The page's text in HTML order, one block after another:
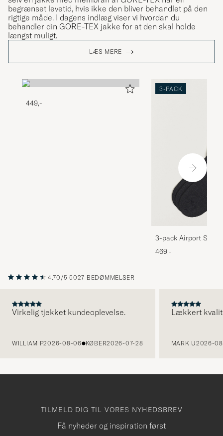
begrænset levetid, hvis ikke den bliver behandlet på den
rigtige måde. I dagens indlæg viser vi hvordan du
behandler din GORE-TEX jakke for at den skal holde
længst muligt.
LÆS MERE
449,-
3-PACK
3-pack Airport
Melange
469,-
4.70/5 5027 BEDØMMELSER
Virkelig tjekket kundeoplevelse.
WILLIAM P2026-08-06 KØBER2026-07-28
Lækkert
MARK U2026-
TILMELD DIG TIL VORES NYHEDSBREV
Få nyheder og inspiration først